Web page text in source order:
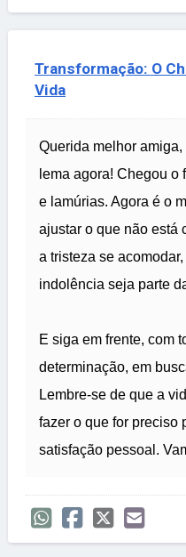
Transformação: O
Vida
Querida melhor
lema agora! Chegou
e lamúrias. Agora é o
ajustar o que não está
a tristeza se
indolência seja parte
E siga em frente, com
determinação, em
Lembre-se de que a
fazer o que for preciso
satisfação pessoal.